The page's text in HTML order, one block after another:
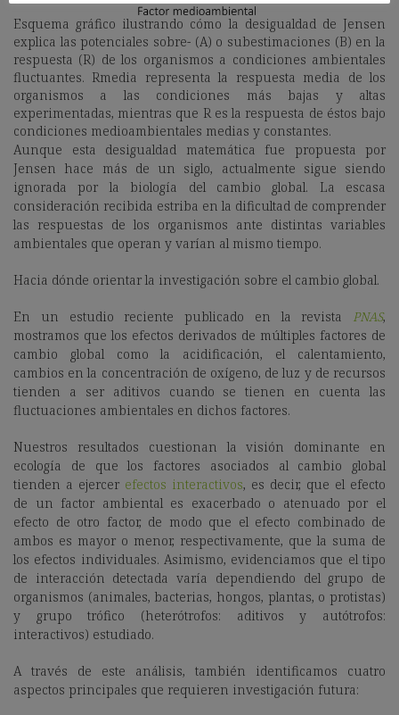
Esquema gráfico ilustrando cómo la desigualdad de Jensen
explica las potenciales sobre- (A) o subestimaciones (B) en la
respuesta (R) de los organismos a condiciones ambientales
fluctuantes. Rmedia representa la respuesta media de los
organismos a las condiciones más bajas y altas
experimentadas, mientras que R es la respuesta de éstos bajo
condiciones medioambientales medias y constantes.
Aunque esta desigualdad matemática fue propuesta por
Jensen hace más de un siglo, actualmente sigue siendo
ignorada por la biología del cambio global. La escasa
consideración recibida estriba en la dificultad de comprender
las respuestas de los organismos ante distintas variables
ambientales que operan y varían al mismo tiempo.
Hacia dónde orientar la investigación sobre el cambio global.
En un estudio reciente publicado en la revista PNAS,
mostramos que los efectos derivados de múltiples factores de
cambio global como la acidificación, el calentamiento,
cambios en la concentración de oxígeno, de luz y de recursos
tienden a ser aditivos cuando se tienen en cuenta las
fluctuaciones ambientales en dichos factores.
Nuestros resultados cuestionan la visión dominante en
ecología de que los factores asociados al cambio global
tienden a ejercer efectos interactivos, es decir, que el efecto
de un factor ambiental es exacerbado o atenuado por el
efecto de otro factor, de modo que el efecto combinado de
ambos es mayor o menor, respectivamente, que la suma de
los efectos individuales. Asimismo, evidenciamos que el tipo
de interacción detectada varía dependiendo del grupo de
organismos (animales, bacterias, hongos, plantas, o protistas)
y grupo trófico (heterótrofos: aditivos y autótrofos:
interactivos) estudiado.
A través de este análisis, también identificamos cuatro
aspectos principales que requieren investigación futura: